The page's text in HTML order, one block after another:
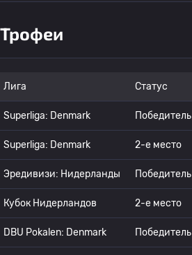
Трофеи
Лига Статус
Superliga: Denmark Победитель
Superliga: Denmark 2-е место
Эредивизи: Нидерланды Победитель
Кубок Нидерландов 2-е место
DBU Pokalen: Denmark Победитель